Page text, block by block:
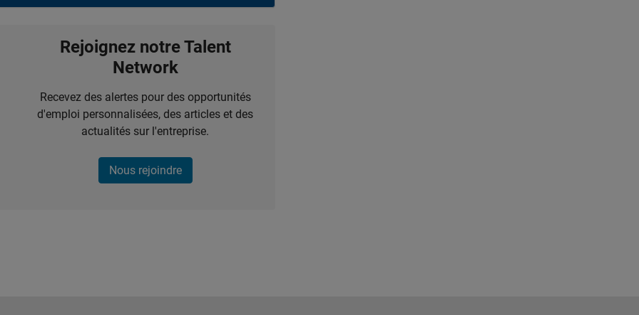
Rejoignez notre Talent
Network
Recevez des alertes pour des opportunités
d'emploi personnalisées, des articles et des
actualités sur l'entreprise.
Nous rejoindre